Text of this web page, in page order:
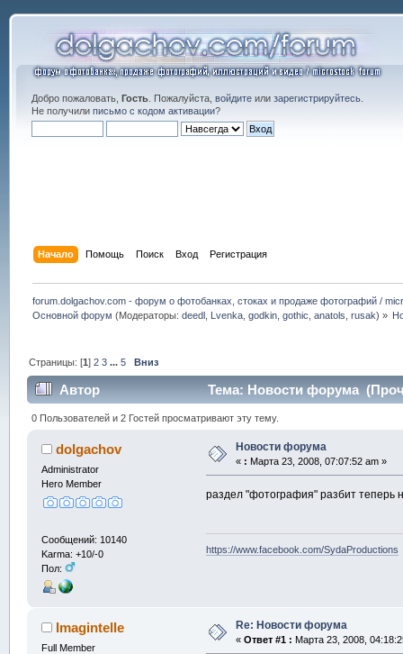
Добро пожаловать, Гость. Пожалуйста, войдитеили зарегистрируйтесь.
Не получили письмо с кодом активации?
Начало Помощь Поиск Вход Регистрация
forum.dolgachov.com - форум о фотобанках, стоках и продаже фотографий /
Основной форум (Модераторы:deedl Lvenka ,godkin ,gothic ,anatols ,rusak) »
Страницы: [1]2 3 ...5 Вниз
Автор Тема: Новости форума
0 Пользователей и 2 Гостей просматривают эту тему.
dolgachov
Administrator
Hero Member
Сообщений: 10140
Karma: +10/-0
Пол:
Новости форума
« : Марта 23, 2008, 07:07:52 am »
раздел "фотография" разбит теперь
https://www.facebook.com/SydaProductions
Imagintelle
Full Member
Re: Новости форума
« Ответ #1 : Марта 23, 2008,